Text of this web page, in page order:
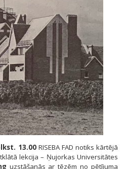
13.00RISEBA FAD notiks kārtējā
lekcija – Ņujorkas Universitātes
uzstāšanās ar tēzēm no pētījuma